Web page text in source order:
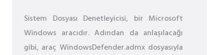
Sistem Dosyası Denetleyicisi, bir Microsoft
Windows aracıdır. Adından da anlaşılacağı
gibi, araç WindowsDefender.admx dosyasıyla